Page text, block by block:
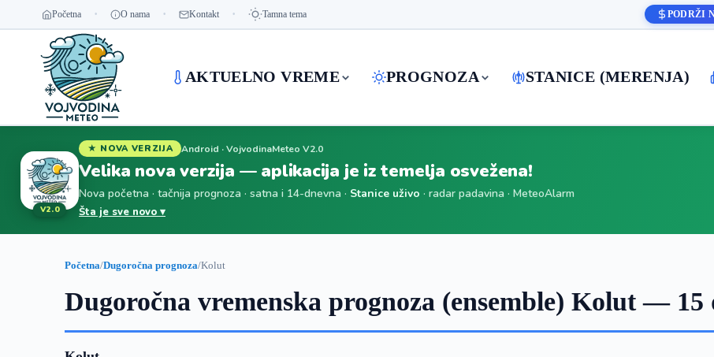
Početna O nama Kontakt Tamna tema PODRŽI
AKTUELNO VREME PROGNOZA STANICE (MERENJA)
V2.0
★ NOVA VERZIJA Android · VojvodinaMeteo V2.0
Velika nova verzija — aplikacija je iz temelja osvežena!
Nova početna · tačnija prognoza · satna i 14-dnevna · Stanice uživo · radar padavina · MeteoAlarm
Šta je sve novo ▾
Početna/Dugoročna prognoza/Kolut
Dugoročna vremenska prognoza (ensemble) Kolut — 15